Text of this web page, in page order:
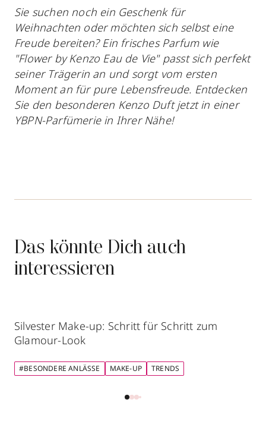
Sie suchen noch ein Geschenk für
Weihnachten oder möchten sich selbst eine
Freude bereiten? Ein frisches Parfum wie
"Flower by Kenzo Eau de Vie" passt sich perfekt
seiner Trägerin an und sorgt vom ersten
Moment an für pure Lebensfreude. Entdecken
Sie den besonderen Kenzo Duft jetzt in einer
YBPN-Parfümerie in Ihrer Nähe!
Das könnte Dich auch
interessieren
Silvester Make-up: Schritt für Schritt zum
Glamour-Look
#BESONDERE ANLÄSSE MAKE-UP TRENDS